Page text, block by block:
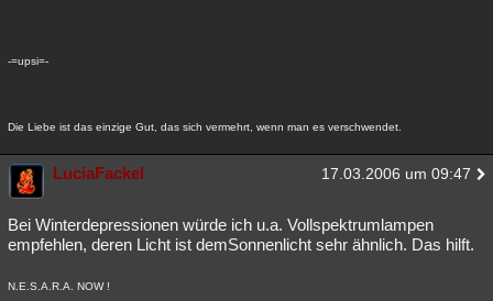
-=upsi=-
Die Liebe ist das einzige Gut, das sich vermehrt, wenn man es verschwendet.
LuciaFackel 17.03.2006 um 09:47
Bei Winterdepressionen würde ich u.a. Vollspektrumlampen
empfehlen, deren Licht ist demSonnenlicht sehr ähnlich. Das hilft.
N.E.S.A.R.A. NOW !